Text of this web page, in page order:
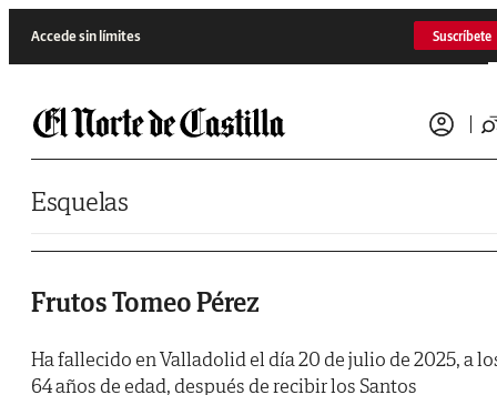
Accede sin límites Suscríbete
Esquelas
Frutos Tomeo Pérez
Ha fallecido en Valladolid el día 20 de julio de 2025, a
64 años de edad, después de recibir los Santos